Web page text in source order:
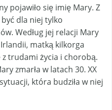
pojawiło się imię Mary. Z
dla niej tylko
Według jej relacji Mary
matką kilkorga
z trudami życia i chorobą.
zmarła w latach 30. XX
która budziła w niej